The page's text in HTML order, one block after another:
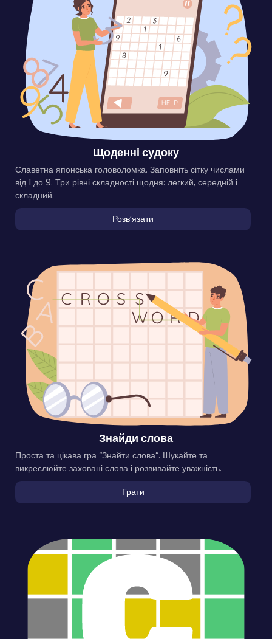
Щоденні судоку
Славетна японська головоломка. Заповніть сітку числами
від 1 до 9. Три рівні складності щодня: легкий, середній і
складний.
Розвʼязати
Знайди слова
Проста та цікава гра “Знайти слова”. Шукайте та
викреслюйте заховані слова і розвивайте уважність.
Грати